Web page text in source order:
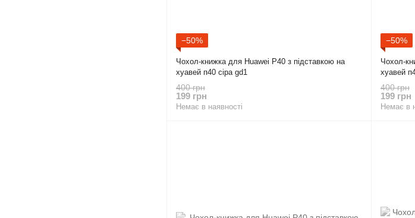
−50%
Чохол-книжка для Huawei P40 з підставкою на
хуавей п40 сіра gd1
400 грн
199 грн
Немає в наявності
−50%
Чохол-
хуавей
400 грн
199 грн
Немає в